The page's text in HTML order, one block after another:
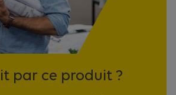
par ce produit ?